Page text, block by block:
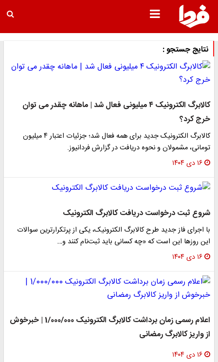
نتایج جستجو :
کالابرگ الکترونیک ۴ میلیونی فعال شد | ماهانه چقدر می توان
خرج کرد؟
کالابرگ الکترونیک جدید برای همه فعال شد؛ جزئیات اعتبار ۴ میلیون
تومانی، مشمولان و نحوه دریافت در گزارش فردانیوز.
۱۶ دی ۱۴۰۴
شروع ثبت درخواست دریافت کالابرگ الکترونیک
با اجرای فاز جدید طرح کالابرگ الکترونیک، یکی از پرتکرارترین سوالات
این روزها این است که «چه کسانی باید ثبت‌نام کنند و…
۱۶ دی ۱۴۰۴
اعلام رسمی زمان برداشت کالابرگ الکترونیک 1/000/000 | خبرخوش
از واریز کالابرگ رمضانی
۱۶ دی ۱۴۰۴